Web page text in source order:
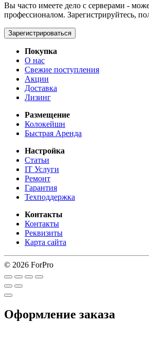
Вы часто имеете дело с серверами -
профессионалом. Зарегистрируйтесь,
Зарегистрироваться
Покупка
О нас
Свежие поступления
Акции
Доставка
Лизинг
Размещение
Колокейшн
Быстрая Аренда
Настройка
Статьи
IT Услуги
Ремонт
Гарантия
Техподдержка
Контакты
Контакты
Реквизиты
Карта сайта
© 2026 ForPro
Оформление заказа